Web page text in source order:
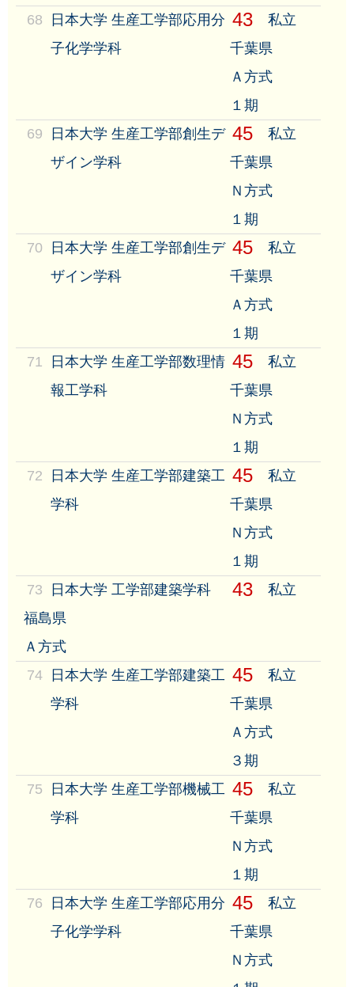
68
日本大学 生産工学部応用分
子化学学科
43
私立
千葉県
Ａ方式
１期
69
日本大学 生産工学部創生デ
ザイン学科
45
私立
千葉県
Ｎ方式
１期
70
日本大学 生産工学部創生デ
ザイン学科
45
私立
千葉県
Ａ方式
１期
71
日本大学 生産工学部数理情
報工学科
45
私立
千葉県
Ｎ方式
１期
72
日本大学 生産工学部建築工
学科
45
私立
千葉県
Ｎ方式
１期
73
日本大学 工学部建築学科 43
私立
福島県
Ａ方式
74
日本大学 生産工学部建築工
学科
45
私立
千葉県
Ａ方式
３期
75
日本大学 生産工学部機械工
学科
45
私立
千葉県
Ｎ方式
１期
76
日本大学 生産工学部応用分
子化学学科
45
私立
千葉県
Ｎ方式